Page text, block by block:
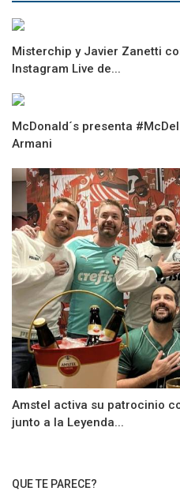
Misterchip y Javier Zanetti
Instagram Live de...
McDonald´s presenta
Armani
Amstel activa su patrocinio
junto a la Leyenda...
QUE TE PARECE?